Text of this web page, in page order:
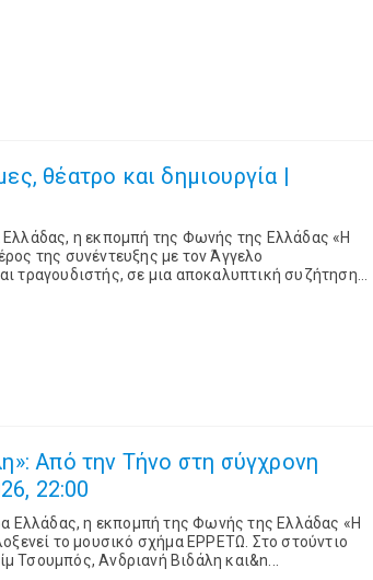
θέατρο και δημιουργία |
η εκπομπή της Φωνής της Ελλάδας «Η
της συνέντευξης με τον Άγγελο
Από την Τήνο στη σύγχρονη
22:00
Ελλάδας, η εκπομπή της Φωνής της Ελλάδας «Η
το μουσικό σχήμα ΕΡΡΕΤΩ. Στο στούντιο
Τσουμπός, Ανδριανή Βιδάλη και&n...